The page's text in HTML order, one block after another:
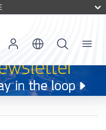
Menu